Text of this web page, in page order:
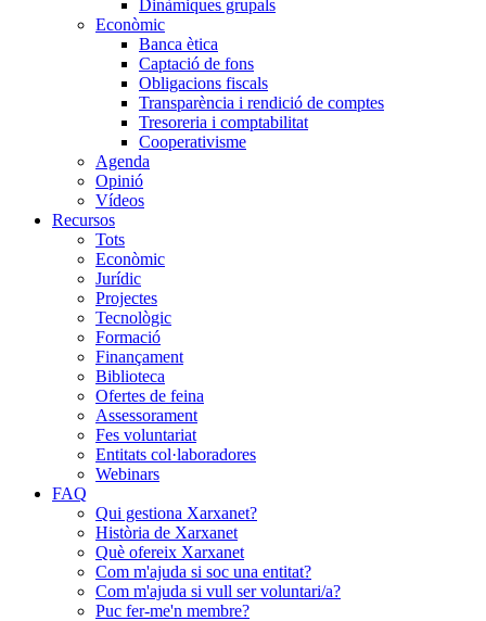
Dinàmiques grupals
Econòmic
Banca ètica
Captació de fons
Obligacions fiscals
Transparència i rendició de comptes
Tresoreria i comptabilitat
Cooperativisme
Agenda
Opinió
Vídeos
Recursos
Tots
Econòmic
Jurídic
Projectes
Tecnològic
Formació
Finançament
Biblioteca
Ofertes de feina
Assessorament
Fes voluntariat
Entitats col·laboradores
Webinars
FAQ
Qui gestiona Xarxanet?
Història de Xarxanet
Què ofereix Xarxanet
Com m'ajuda si soc una entitat?
Com m'ajuda si vull ser voluntari/a?
Puc fer-me'n membre?